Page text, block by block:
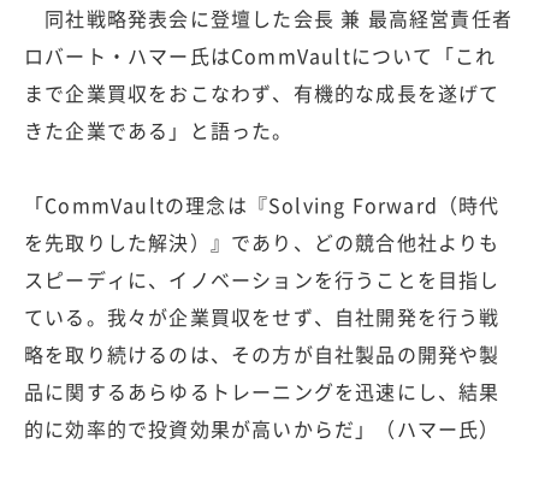
同社戦略発表会に登壇した会長 兼 最高経営責任者
ロバート・ハマー氏はCommVaultについて「これ
まで企業買収をおこなわず、有機的な成長を遂げて
きた企業である」と語った。
「CommVaultの理念は『Solving Forward（時代
を先取りした解決）』であり、どの競合他社よりも
スピーディに、イノベーションを行うことを目指し
ている。我々が企業買収をせず、自社開発を行う戦
略を取り続けるのは、その方が自社製品の開発や製
品に関するあらゆるトレーニングを迅速にし、結果
的に効率的で投資効果が高いからだ」（ハマー氏）